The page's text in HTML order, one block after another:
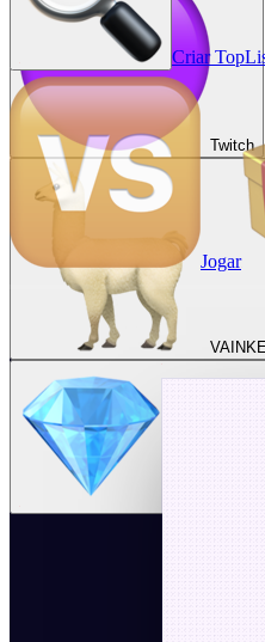
Twitch
Criar
Jogar